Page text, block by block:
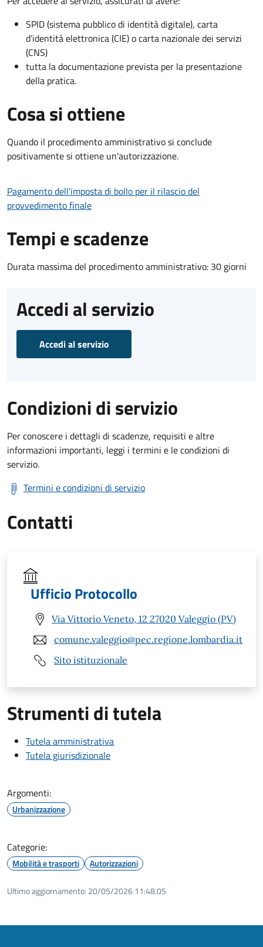
SPID (sistema pubblico di identità digitale), carta
d’identità elettronica (CIE) o carta nazionale dei servizi
(CNS)
tutta la documentazione prevista per la presentazione
della pratica.
Cosa si ottiene
Quando il procedimento amministrativo si conclude
positivamente si ottiene un'autorizzazione.
Pagamento dell'imposta di bollo per il rilascio del
provvedimento finale
Tempi e scadenze
Durata massima del procedimento amministrativo: 30 giorni
Accedi al servizio
Accedi al servizio
Condizioni di servizio
Per conoscere i dettagli di scadenze, requisiti e altre
informazioni importanti, leggi i termini e le condizioni di
servizio.
Termini e condizioni di servizio
Contatti
Ufficio Protocollo
Via Vittorio Veneto, 12 27020 Valeggio (PV)
comune.valeggio@pec.regione.lombardia.it
Sito istituzionale
Strumenti di tutela
Tutela amministrativa
Tutela giurisdizionale
Argomenti:
Urbanizzazione
Categorie:
Mobilità e trasporti Autorizzazioni
Ultimo aggiornamento: 20/05/2026 11:48.05